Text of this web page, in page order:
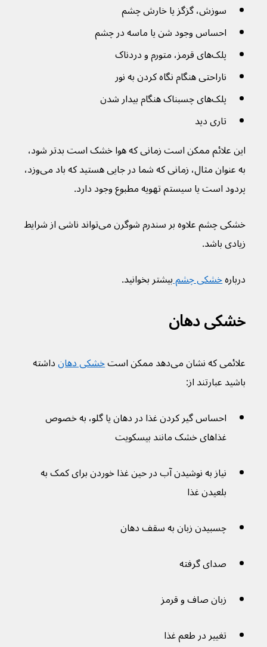
سوزش، گزگز یا خارش چشم
احساس وجود شن یا ماسه در چشم
پلک‌های قرمز، متورم و دردناک
ناراحتی هنگام نگاه کردن به نور
پلک‌های چسبناک هنگام بیدار شدن
تاری دید
این علائم ممکن است زمانی که هوا خشک است بدتر شود،
به عنوان مثال، زمانی که شما در جایی هستید که باد می‌وزد،
پردود است یا سیستم تهویه مطبوع وجود دارد.
خشکی چشم علاوه بر سندرم شوگرن می‌تواند ناشی از شرایط
زیادی باشد.
درباره خشکی چشم بیشتر بخوانید.
خشکی دهان
علائمی که نشان می‌دهد ممکن است خشکی دهان داشته
باشید عبارتند از:
احساس گیر کردن غذا در دهان یا گلو، به خصوص
غذاهای خشک مانند بیسکویت
نیاز به نوشیدن آب در حین غذا خوردن برای کمک به
بلعیدن غذا
چسبیدن زبان به سقف دهان
صدای گرفته
زبان صاف و قرمز
تغییر در طعم غذا